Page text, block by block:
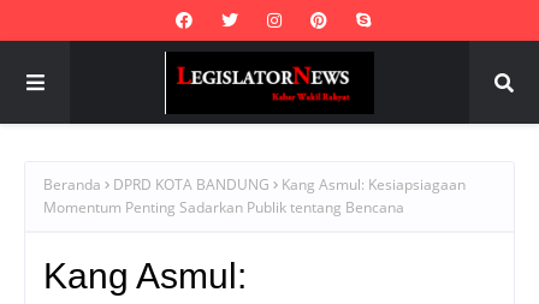
Beranda DPRD KOTA BANDUNG
Kang Asmul: Kesiapsiagaan
Momentum Penting Sadarkan Publik tentang Bencana
Kang Asmul: